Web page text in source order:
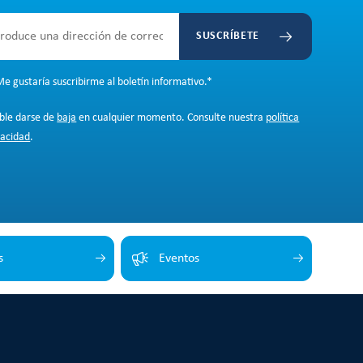
SUSCRÍBETE
gustaría suscribirme al boletín informativo.*
darse de baja en cualquier momento. Consulte nuestra política
.
Eventos